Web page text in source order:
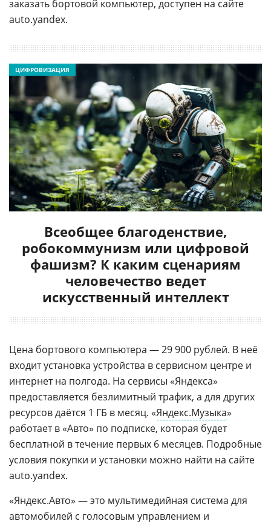
заказать бортовой компьютер, доступен на сайте
auto.yandex.
Всеобщее благоденствие,
робокоммунизм или цифровой
фашизм? К каким сценариям
человечество ведет
искусственный интеллект
ЦИФРОВИЗАЦИЯ
Цена бортового компьютера — 29 900 рублей. В неё
входит установка устройства в сервисном центре и
интернет на полгода. На сервисы «Яндекса»
предоставляется безлимитный трафик, а для других
ресурсов даётся 1 ГБ в месяц. «Яндекс.Музыка»
работает в «Авто» по подписке, которая будет
бесплатной в течение первых 6 месяцев. Подробные
условия покупки и установки можно найти на сайте
auto.yandex.
«Яндекс.Авто» — это мультимедийная система для
автомобилей с голосовым управлением и